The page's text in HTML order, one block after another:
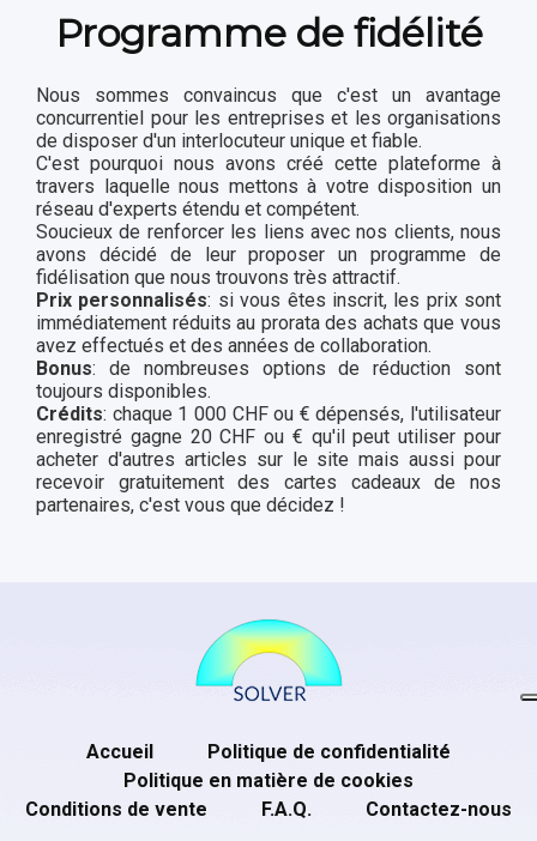
Programme de fidélité
Nous sommes convaincus que c'est un avantage
concurrentiel pour les entreprises et les organisations
de disposer d'un interlocuteur unique et fiable.
C'est pourquoi nous avons créé cette plateforme à
travers laquelle nous mettons à votre disposition un
réseau d'experts étendu et compétent.
Soucieux de renforcer les liens avec nos clients, nous
avons décidé de leur proposer un programme de
fidélisation que nous trouvons très attractif.
Prix personnalisés: si vous êtes inscrit, les prix sont
immédiatement réduits au prorata des achats que vous
avez effectués et des années de collaboration.
Bonus: de nombreuses options de réduction sont
toujours disponibles.
Crédits: chaque 1 000 CHF ou € dépensés, l'utilisateur
enregistré gagne 20 CHF ou € qu'il peut utiliser pour
acheter d'autres articles sur le site mais aussi pour
recevoir gratuitement des cartes cadeaux de nos
partenaires, c'est vous que décidez !
Accueil
Politique de confidentialité
Politique en matière de cookies
Conditions de vente
F.A.Q. Contactez-nous